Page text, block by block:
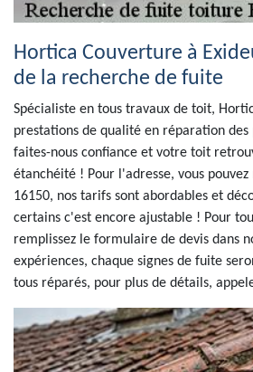
Hortica Couverture à
de la recherche de fuite
Spécialiste en tous travaux de toit,
prestations de qualité en réparation
faites-nous confiance et votre toit
étanchéité ! Pour l'adresse, vous pouvez
16150, nos tarifs sont abordables et
certains c'est encore ajustable ! Pour
remplissez le formulaire de devis dans
expériences, chaque signes de fuite
tous réparés, pour plus de détails,